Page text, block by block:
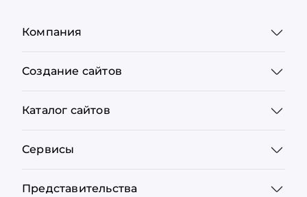
Компания
Создание сайтов
Каталог сайтов
Сервисы
Представительства